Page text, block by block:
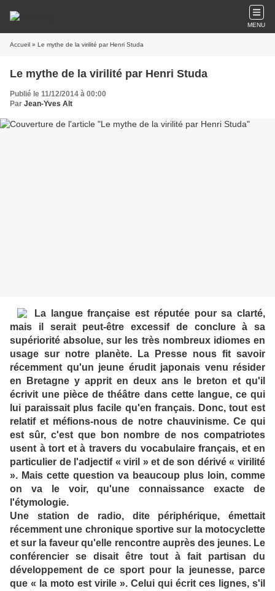
MENU
Accueil » Le mythe de la virilité par Henri Studa
Le mythe de la virilité par Henri Studa
Publié le 11/12/2014 à 00:00
Par Jean-Yves Alt
La langue française est réputée pour sa clarté,
mais il serait peut-être excessif de conclure à sa
supériorité absolue, sur les très nombreux idiomes en
usage sur notre planète. La Presse nous fit savoir
récemment qu'un jeune érudit japonais venu résider
en Bretagne y apprit en deux ans le breton et qu'il
écrivit une pièce de théâtre dans cette langue, ce qui
lui paraissait plus facile qu'en français. Donc, tout est
relatif et méfions-nous de notre chauvinisme. Ce qui
est sûr, c'est que bon nombre de nos compatriotes
usent à tort et à travers du vocabulaire français, et en
particulier de l'adjectif « viril » et de son dérivé « virilité
». Mais cette question va beaucoup plus loin, comme
on va le voir, qu'une connaissance exacte de
l'étymologie.
Une station de radio, dite périphérique, émettait
récemment une chronique sportive sur la motocyclette
et sur la faveur qu'elle rencontre auprès des jeunes. Le
conférencier se disait être tout à fait partisan du
développement de ce sport pour la jeunesse, parce
que « la moto est virile ». Celui qui écrit ces lignes, s'il